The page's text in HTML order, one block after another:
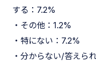
する：7.2%
・その他：1.2%
・特にない：7.2%
・分からない/答えら